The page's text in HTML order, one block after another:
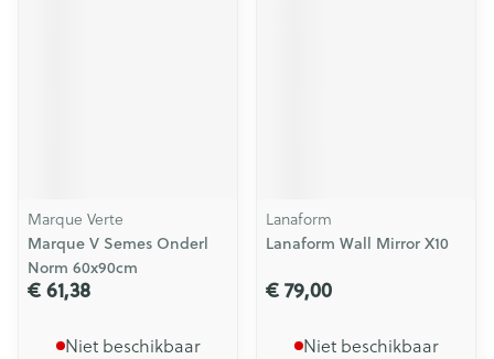
Marque Verte
Marque V Semes Onderl
Norm 60x90cm
€ 61,38
Niet beschikbaar
Lanaform
Lanaform Wall Mirror X10
€ 79,00
Niet beschikbaar